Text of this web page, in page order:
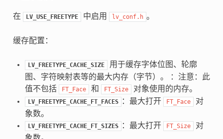
在 LV_USE_FREETYPE 中启用 lv_conf.h 。
缓存配置：
LV_FREETYPE_CACHE_SIZE
用于缓存字体位图、轮廓
图、字符映射表等的最大内存（字节）。 ：注意：此
值不包括
FT_Face 和 FT_Size 对象使用的内存。
LV_FREETYPE_CACHE_FT_FACES ：最大打开 FT_Face
对
象数。
LV_FREETYPE_CACHE_FT_SIZES ：最大打开 FT_Size
对